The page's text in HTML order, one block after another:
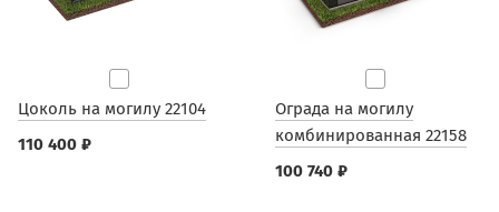
Цоколь на могилу 22104
110 400 ₽
Ограда на могилу
комбинированная 22158
100 740 ₽